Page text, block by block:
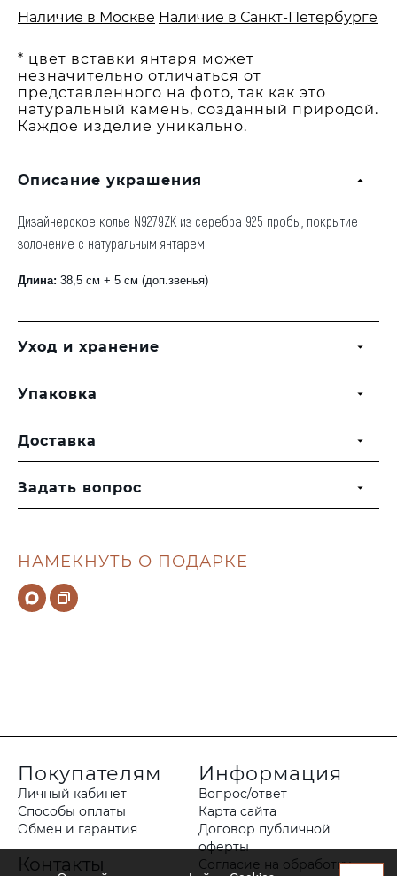
НАМЕКНУТЬ О ПОДАРКЕ
* цвет вставки янтаря может
незначительно отличаться от
представленного на фото, так как это
натуральный камень, созданный природой.
Каждое изделие уникально.
Описание украшения
Дизайнерское колье N9279ZK из серебра 925 пробы, покрытие
золочение с натуральным янтарем
Длина: 38,5 см + 5 см (доп.звенья)
Уход и хранение
Упаковка
Доставка
Задать вопрос
Наличие в Москве Наличие в Санкт-Петербурге
Покупателям
Личный кабинет
Способы оплаты
Обмен и гарантия
Контакты
Информация
Вопрос/ответ
Карта сайта
Договор публичной
оферты
Согласие на обработку